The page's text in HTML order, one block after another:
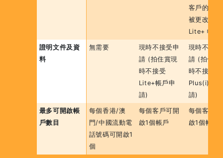
客戶的帳
被更改為
Lite+ 帳戶
證明文件及資
料
無需要
現時不接受申
請 (拍住賞現
時不接受
Lite+帳戶申
請)
現時不接
請 (拍住賞
時不接受
Plus(i)帳
請)
最多可開啟帳
戶數目
每個香港/澳
門/中國流動電
話號碼可開啟1
個
每個客戶可開
啟1個帳戶
每個客戶
啟1個帳戶